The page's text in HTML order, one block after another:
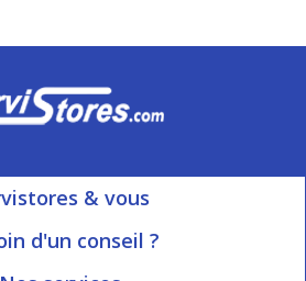
& vous
Mon compte
d'un conseil ?
du Lundi au Vendredi